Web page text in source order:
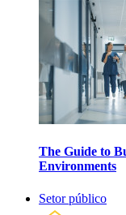
The Guide to
Environments
Setor público